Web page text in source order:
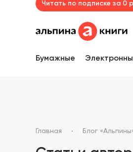
Читать по подписке за 0
Бумажные
Главная Блог